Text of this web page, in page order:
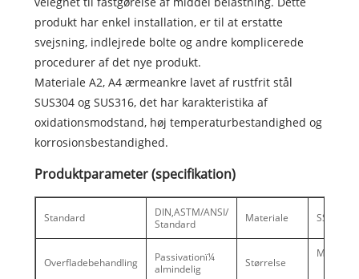
produkt har enkel installation, er til at erstatte
svejsning, indlejrede bolte og andre komplicerede
procedurer af det nye produkt.
Materiale A2, A4 ærmeankre lavet af rustfrit stål
SUS304 og SUS316, det har karakteristika af
oxidationsmodstand, høj temperaturbestandighed og
korrosionsbestandighed.
Produktparameter (specifikation)
Standard
DIN,ASTM/ANSI/
Standard
Materiale SS304,
Overfladebehandling
Passivationï¼
almindelig
Størrelse
M6-M16